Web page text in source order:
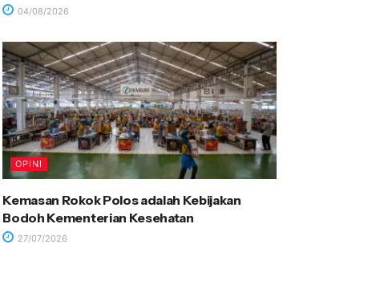
04/08/2026
OPINI
Kemasan Rokok Polos adalah Kebijakan
Bodoh Kementerian Kesehatan
27/07/2026